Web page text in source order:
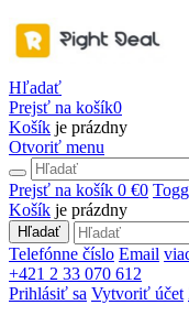
Hľadať
Prejsť na košík0
Košík je prázdny
Otvoriť menu
Prejsť na košík 0 €0
Košík je prázdny
Hľadať
Telefónne číslo Email
+421 2 33 070 612
Prihlásiť sa Vytvoriť účet